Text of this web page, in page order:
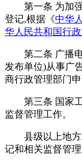
第一条 为加
登记,根据《中华
华人民共和国行
第二条 广播
发布单位)从事广
商行政管理部门
第三条 国家
监督管理工作。
县级以上地
记和相关监督管理